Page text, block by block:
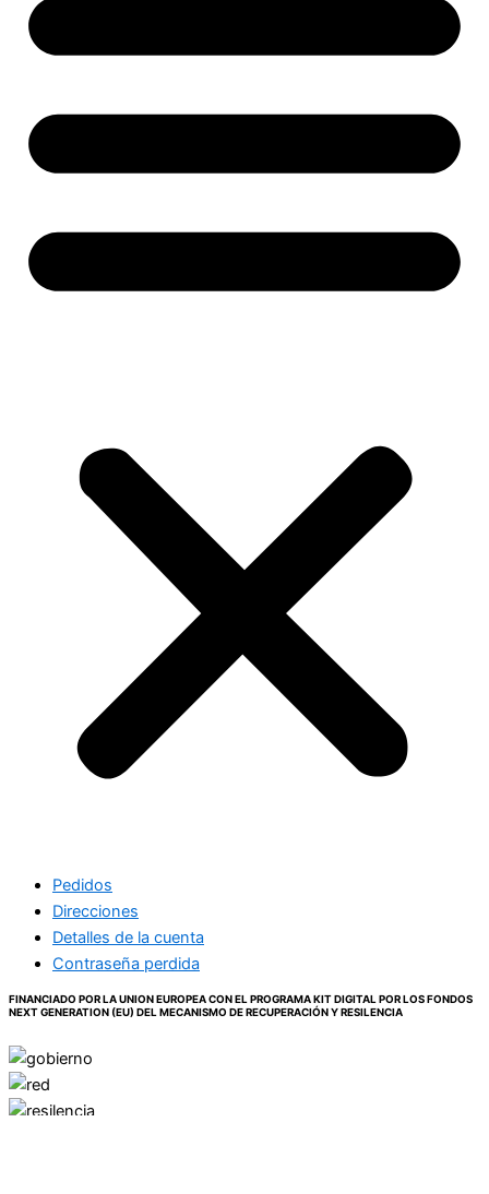
Pedidos
Direcciones
Detalles de la cuenta
Contraseña perdida
FINANCIADO POR LA UNION EUROPEA CON EL PROGRAMA KIT DIGITAL POR LOS FONDOS
NEXT GENERATION (EU) DEL MECANISMO DE RECUPERACIÓN Y RESILENCIA